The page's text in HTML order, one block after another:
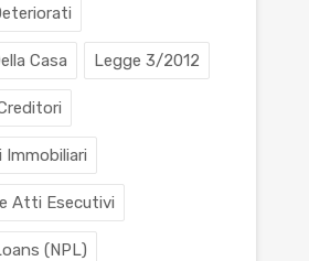
Casa Legge 3/2012
Immobiliari
Atti Esecutivi
(NPL)